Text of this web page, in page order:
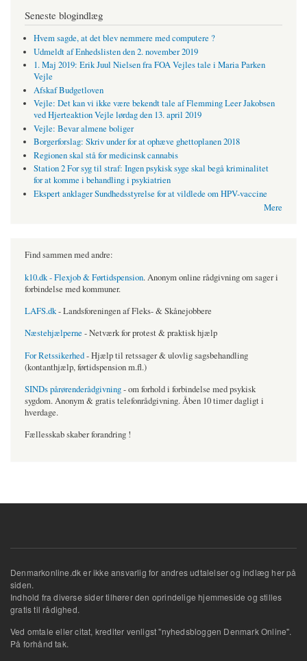
Seneste blogindlæg
Hvem sagde, at det blev nemmere med computere ?
Udmeldt af Enhedslisten den 2. november 2019
1. Maj 2019: Erik Juul Nielsen fra FOA Vejles tale i Maria Parken
Vejle
Afskaf Budgetloven
Vejle: Det kan vi ikke være bekendt tale af Flemming Leer Jakobsen
ved Hjerteaktion Vejle lørdag den 13. april 2019
Vejle: Bevar almene boliger
Borgerforslag: Skriv under for at ophæve ghettoplanen 2018
Regionen skal stå for medicinsk cannabis
Station 2 For syg til straf: Ingen psykisk syge skal begå kriminalitet
for at komme i behandling i psykiatrien
Ekspert anklager Sundhedsstyrelse for at vildlede om HPV-vaccine
Mere
Find sammen med andre:
k10.dk - Flexjob & Førtidspension. Anonym online rådgivning om sager i
forbindelse med kommuner.
LAFS.dk- Landsforeningen af Fleks- & Skånejobbere
Næstehjælperne - Netværk for protest & praktisk hjælp
For Retssikerhed- Hjælp til retssager & ulovlig sagsbehandling
(kontanthjælp, førtidspension m.fl.)
SINDs pårørenderådgivning- om forhold i forbindelse med psykisk
sygdom. Anonym & gratis telefonrådgivning. Åben 10 timer dagligt i
hverdage.
Fællesskab skaber forandring !
Denmarkonline.dk er ikke ansvarlig for andres udtalelser og indlæg her på
siden.
Indhold fra diverse sider tilhører den oprindelige hjemmeside og stilles
gratis til rådighed.
Ved omtale eller citat, krediter venligst "nyhedsbloggen Denmark Online".
På forhånd tak.